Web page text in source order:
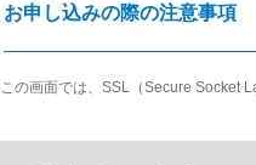
お申し込みの際の注意事項
この画面では、SSL（Secure Socket